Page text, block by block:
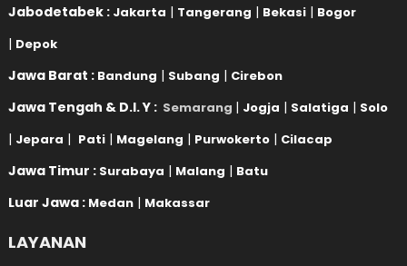
Jabodetabek : Jakarta | Tangerang | Bekasi | Bogor
| Depok
Jawa Barat : Bandung | Subang | Cirebon
Jawa Tengah & D.I. Y : Semarang | Jogja | Salatiga | Solo
| Jepara | Pati | Magelang | Purwokerto | Cilacap
Jawa Timur : Surabaya | Malang | Batu
Luar Jawa : Medan | Makassar
LAYANAN